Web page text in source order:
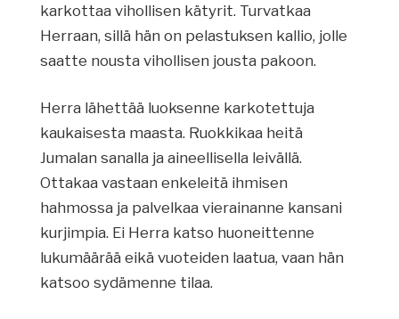
karkottaa vihollisen kätyrit. Turvatkaa
Herraan, sillä hän on pelastuksen kallio, jolle
saatte nousta vihollisen jousta pakoon.
Herra lähettää luoksenne karkotettuja
kaukaisesta maasta. Ruokkikaa heitä
Jumalan sanalla ja aineellisella leivällä.
Ottakaa vastaan enkeleitä ihmisen
hahmossa ja palvelkaa vierainanne kansani
kurjimpia. Ei Herra katso huoneittenne
lukumäärää eikä vuoteiden laatua, vaan hän
katsoo sydämenne tilaa.